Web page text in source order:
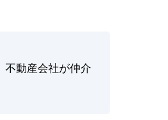
不動産会社が仲介